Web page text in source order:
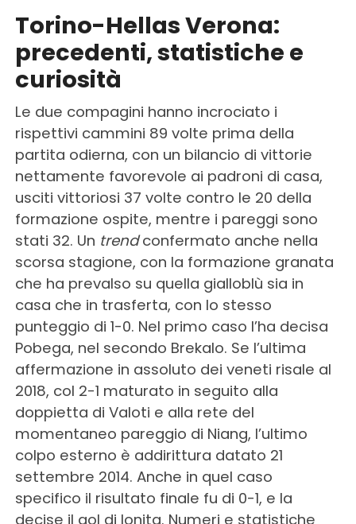
Torino-Hellas Verona:
precedenti, statistiche e
curiosità
Le due compagini hanno incrociato i
rispettivi cammini 89 volte prima della
partita odierna, con un bilancio di vittorie
nettamente favorevole ai padroni di casa,
usciti vittoriosi 37 volte contro le 20 della
formazione ospite, mentre i pareggi sono
stati 32. Un trendconfermato anche nella
scorsa stagione, con la formazione granata
che ha prevalso su quella gialloblù sia in
casa che in trasferta, con lo stesso
punteggio di 1-0. Nel primo caso l’ha decisa
Pobega, nel secondo Brekalo. Se l’ultima
affermazione in assoluto dei veneti risale al
2018, col 2-1 maturato in seguito alla
doppietta di Valoti e alla rete del
momentaneo pareggio di Niang, l’ultimo
colpo esterno è addirittura datato 21
settembre 2014. Anche in quel caso
specifico il risultato finale fu di 0-1, e la
decise il gol di Ionita. Numeri e statistiche